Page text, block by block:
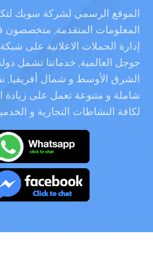
الموقع الرسمي لشركة سوبك
المعلومات المتقدمة, متخصصون
إدارة الحملات الاعلانية على
جوجل العالمية, خدماتنا تشمل
الشرق الأوسط و شمال أفريقيا,
شاملة و متنوعة تعمل على زيادة
لكافة النشاطات التجارية و